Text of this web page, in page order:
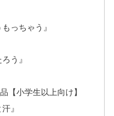
っちゃう』
う』
【小学生以上向け】
』